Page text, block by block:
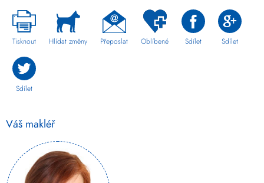
Tisknout Hlídat změny Přeposlat Oblíbené Sdílet Sdílet
Sdílet
Váš makléř